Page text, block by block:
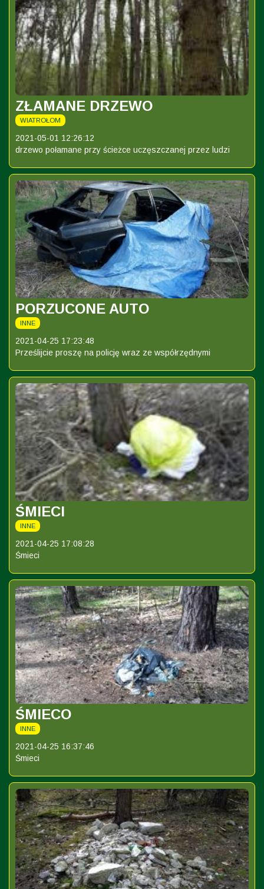
ZŁAMANE DRZEWO
WIATROŁOM
2021-05-01 12:26:12
drzewo połamane przy ścieżce uczęszczanej przez ludzi
PORZUCONE AUTO
INNE
2021-04-25 17:23:48
Prześlijcie proszę na policję wraz ze współrzędnymi
ŚMIECI
INNE
2021-04-25 17:08:28
Śmieci
ŚMIECO
INNE
2021-04-25 16:37:46
Śmieci